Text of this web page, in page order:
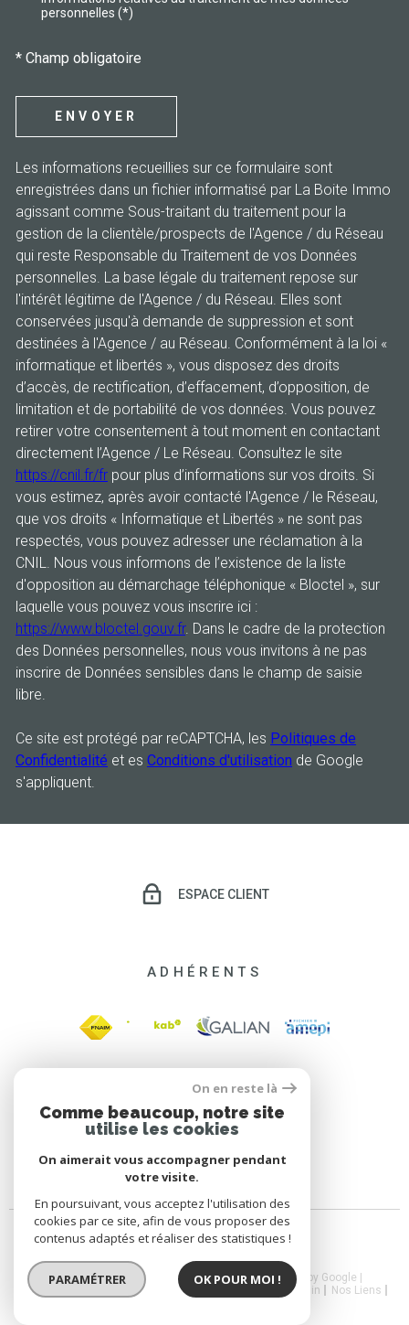
personnelles (*)
* Champ obligatoire
ENVOYER
Les informations recueillies sur ce formulaire sont
enregistrées dans un fichier informatisé par La Boite Immo
agissant comme Sous-traitant du traitement pour la
gestion de la clientèle/prospects de l'Agence / du Réseau
qui reste Responsable du Traitement de vos Données
personnelles. La base légale du traitement repose sur
l'intérêt légitime de l'Agence / du Réseau. Elles sont
conservées jusqu'à demande de suppression et sont
destinées à l'Agence / au Réseau. Conformément à la loi «
informatique et libertés », vous disposez des droits
d’accès, de rectification, d’effacement, d’opposition, de
limitation et de portabilité de vos données. Vous pouvez
retirer votre consentement à tout moment en contactant
directement l’Agence / Le Réseau. Consultez le site
https://cnil.fr/fr pour plus d’informations sur vos droits. Si
vous estimez, après avoir contacté l'Agence / le Réseau,
que vos droits « Informatique et Libertés » ne sont pas
respectés, vous pouvez adresser une réclamation à la
CNIL. Nous vous informons de l’existence de la liste
d'opposition au démarchage téléphonique « Bloctel », sur
laquelle vous pouvez vous inscrire ici :
https://www.bloctel.gouv.fr. Dans le cadre de la protection
des Données personnelles, nous vous invitons à ne pas
inscrire de Données sensibles dans le champ de saisie
libre.
Ce site est protégé par reCAPTCHA, les Politiques de
Confidentialité et es Conditions d'utilisation de Google
s'appliquent.
ESPACE CLIENT
ADHÉRENTS
© 2026 | Tous droits réservés | Traduction powered by Google |
Nos Honoraires
Plan Du Site Admin
Nos Liens
On en reste là
Comme beaucoup, notre site
utilise les cookies
On aimerait vous accompagner pendant
votre visite.
En poursuivant, vous acceptez l'utilisation des
cookies par ce site, afin de vous proposer des
contenus adaptés et réaliser des statistiques !
PARAMÉTRER OK POUR MOI !